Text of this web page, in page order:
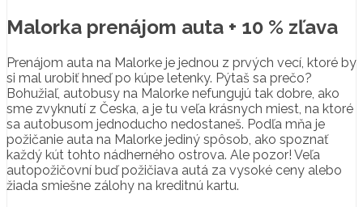
Malorka prenájom auta + 10 % zľava
Prenájom auta na Malorke je jednou z prvých vecí, ktoré by
si mal urobiť hneď po kúpe letenky. Pýtaš sa prečo?
Bohužiaľ, autobusy na Malorke nefungujú tak dobre, ako
sme zvyknutí z Česka, a je tu veľa krásnych miest, na ktoré
sa autobusom jednoducho nedostaneš. Podľa mňa je
požičanie auta na Malorke jediný spôsob, ako spoznať
každý kút tohto nádherného ostrova. Ale pozor! Veľa
autopožičovní buď požičiava autá za vysoké ceny alebo
žiada smiešne zálohy na kreditnú kartu.